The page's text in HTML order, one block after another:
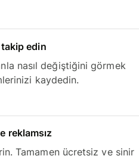
takip edin
nasıl değiştiğini görmek
kaydedin.
reklamsız
Tamamen ücretsiz ve sinir